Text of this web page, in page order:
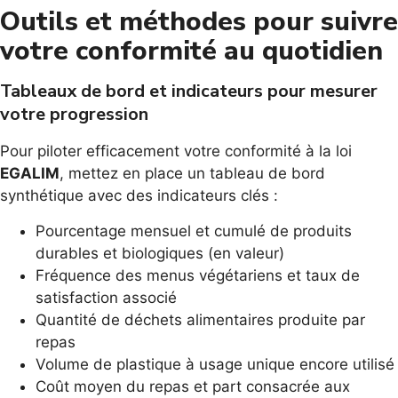
Outils et méthodes pour suivre
votre conformité au quotidien
Tableaux de bord et indicateurs pour mesurer
votre progression
Pour piloter efficacement votre conformité à la loi
EGALIM, mettez en place un tableau de bord
synthétique avec des indicateurs clés :
Pourcentage mensuel et cumulé de produits
durables et biologiques (en valeur)
Fréquence des menus végétariens et taux de
satisfaction associé
Quantité de déchets alimentaires produite par
repas
Volume de plastique à usage unique encore utilisé
Coût moyen du repas et part consacrée aux